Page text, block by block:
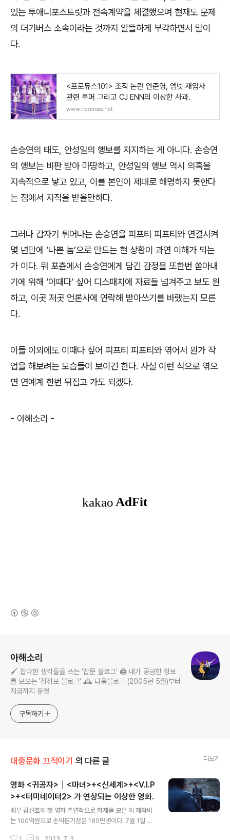
있는 투애니포스트릿과 전속계약을 체결했으며 현재도 문제
의 더기버스 소속이라는 것까지 알뜰하게 부각하면서 말이
다.
<프로듀스101> 조작 논란 안준영, 엠넷 재입사
관련 루머 그리고 CJ ENN의 이상한 사과.
www.neocross.net
손승연의 태도 안성일의 행보를 지지하는 게 아니다. 손승연
의 행보는 비판 받아 마땅하고 안성일의 행보 역시 의혹을
지속적으로 낳고 있고 이를 본인이 제대로 해명하지 못한다
는 점에서 지적을 받을만하다.
그러나 갑자기 튀어나는 손승연을 피프티 피프티와 연결시켜
몇 년만에 ‘나쁜 놈’으로 만드는 현 상황이 과연 이해가 되는
가 이다. 뭐 포츈에서 손승연에게 담긴 감정을 또한번 쏟아내
기에 위해 ‘이때다’ 싶어 디스패치에 자료들 넘겨주고 보도 원
하고 이곳 저곳 언론사에 연락해 받아쓰기를 바랬는지 모른
다.
이들 이외에도 이때다 싶어 피프티 피프티와 엮어서 뭔가 작
업을 해보려는 모습들이 보이긴 한다. 사실 이런 식으로 엮으
면 연예계 한번 뒤집고 가도 되겠다.
- 아해소리 -
아해소리
🖌️ 잡다한 생각들을 쓰는 '잡문 블로그' 🖨️ 내가 궁금한 정보
를 모으는 '잡정보 블로그' 🕰️ 다음블로그 (2005년 5월)부터
지금까지 운영
구독하기
대중문화 끄적이기 의 다른 글 더보기
영화 <귀공자>┃<마녀>+<신세계>+<V.I.P
>+<터미네이터2> 가 연상되는 이상한 영화.
배우 김선호의 첫 영화 주연작으로 화제를 모은 의 제작비
는 100억원으로 손익분기점은 180만명이다. 7월 1일 기